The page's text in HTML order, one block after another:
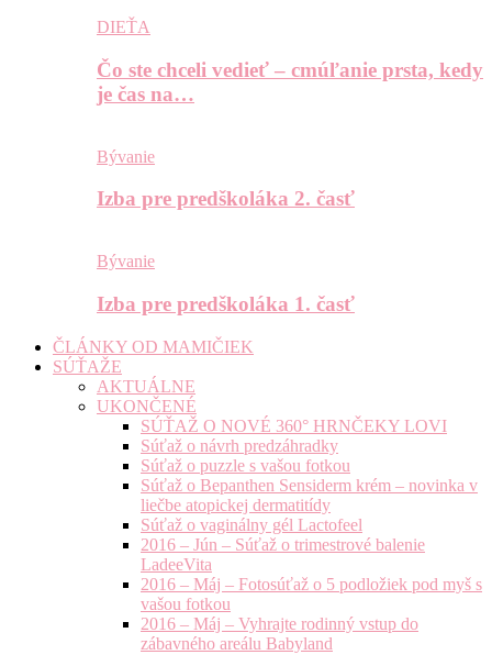
DIEŤA
Čo ste chceli vedieť – cmúľanie prsta, kedy
je čas na…
Bývanie
Izba pre predškoláka 2. časť
Bývanie
Izba pre predškoláka 1. časť
ČLÁNKY OD MAMIČIEK
SÚŤAŽE
AKTUÁLNE
UKONČENÉ
SÚŤAŽ O NOVÉ 360° HRNČEKY LOVI
Súťaž o návrh predzáhradky
Súťaž o puzzle s vašou fotkou
Súťaž o Bepanthen Sensiderm krém – novinka v
liečbe atopickej dermatitídy
Súťaž o vaginálny gél Lactofeel
2016 – Jún – Súťaž o trimestrové balenie
LadeeVita
2016 – Máj – Fotosúťaž o 5 podložiek pod myš s
vašou fotkou
2016 – Máj – Vyhrajte rodinný vstup do
zábavného areálu Babyland